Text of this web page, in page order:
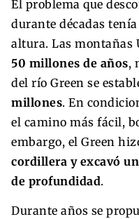
El problema que
durante décadas
altura. Las montañas
50 millones de años,
del río Green se
millones. En
el camino más fácil,
embargo, el Green
cordillera y excavó
de profundidad.
Durante años se